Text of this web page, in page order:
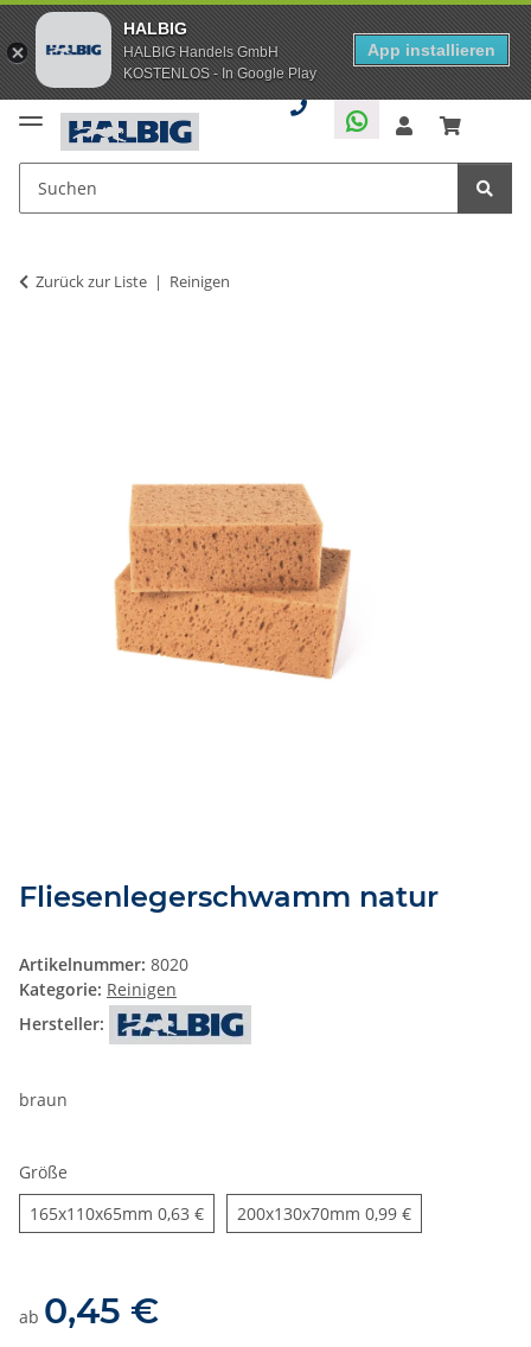
HALBIG
HALBIG Handels GmbH
KOSTENLOS - In Google Play
App installieren
Zurück zur Liste Reinigen
Fliesenlegerschwamm natur
Artikelnummer: 8020
Kategorie: Reinigen
Hersteller:
braun
Größe
165x110x65mm 165x110x65mm
0,63 € 200x130x70mm 200x130x70mm
0,99 €
ab 0,45 €